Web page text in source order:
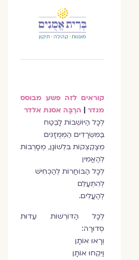
קוראים לזה פשע מבוסס
מגדר| הרַבָּה אסנת אלדר
לְכָל הַיּוֹשְׁבוֹת לָבֶטַח
בַּמִּשְׂרָדִים הַמְּמֻזָּגִים
מְצַקְצְקוֹת בִּלְשׁוֹנָן, מְסָרְבוֹת
לְהַאֲמִין
לְכָל הַבּוֹחֲרוֹת לְהַכְחִישׁ
לְהִתְעַלֵּם
לְהַעֲלִים.
לְכָל הַדּוֹרְשׁוֹת עֵדוּת
סְדוּרָה:
וְרָאוּ אוֹתָן
וַיִּקְחוּ אוֹתָן